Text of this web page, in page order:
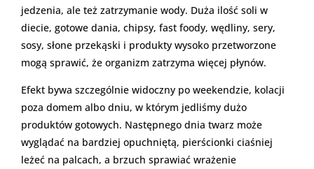
jedzenia, ale też zatrzymanie wody. Duża ilość soli w
diecie, gotowe dania, chipsy, fast foody, wędliny, sery,
sosy, słone przekąski i produkty wysoko przetworzone
mogą sprawić, że organizm zatrzyma więcej płynów.
Efekt bywa szczególnie widoczny po weekendzie, kolacji
poza domem albo dniu, w którym jedliśmy dużo
produktów gotowych. Następnego dnia twarz może
wyglądać na bardziej opuchniętą, pierścionki ciaśniej
leżeć na palcach, a brzuch sprawiać wrażenie